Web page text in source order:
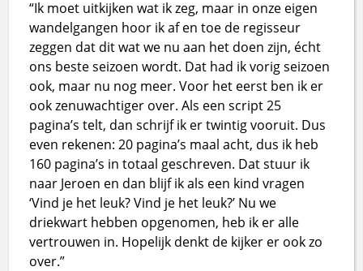
“Ik moet uitkijken wat ik zeg, maar in onze eigen
wandelgangen hoor ik af en toe de regisseur
zeggen dat dit wat we nu aan het doen zijn, écht
ons beste seizoen wordt. Dat had ik vorig seizoen
ook, maar nu nog meer. Voor het eerst ben ik er
ook zenuwachtiger over. Als een script 25
pagina’s telt, dan schrijf ik er twintig vooruit. Dus
even rekenen: 20 pagina’s maal acht, dus ik heb
160 pagina’s in totaal geschreven. Dat stuur ik
naar Jeroen en dan blijf ik als een kind vragen
‘Vind je het leuk? Vind je het leuk?’ Nu we
driekwart hebben opgenomen, heb ik er alle
vertrouwen in. Hopelijk denkt de kijker er ook zo
over.”